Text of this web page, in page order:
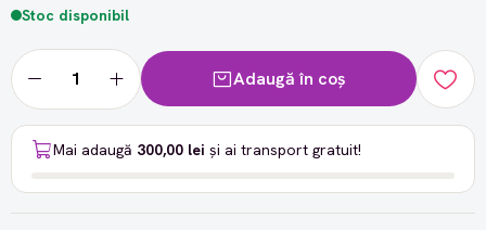
Stoc disponibil
Adaugă în coș
Mai adaugă 300,00 lei și ai transport gratuit!